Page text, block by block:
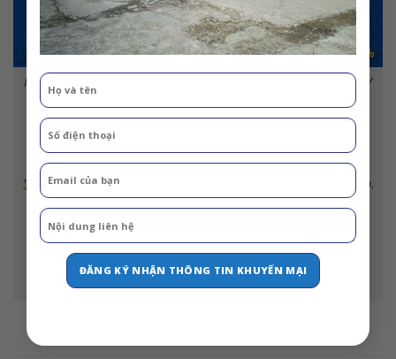
MỌI THÔNG TIN CHI TIẾT XIN VUI LÒNG LIÊN HỆ ĐẾN CÔNG TY
Ô Tô Phú Mẫn Bình Dương
Trụ sở: 34D Phạm Văn Chiêu, Phường 8, Quận Gò Vấp, Tp.
Hồ Chí Minh
Địa chỉ showroom:10/9 QL13, Kp Tây, Phường Vĩnh Phú, Tp.
Thuận An, Bình Dương
Điện thoại: 0896.619.768 & 0978.393.996 Mr Công
Website: fawvietnam.com
Email: congvo.xetaiphuman@gmail.com
Rất hân hạnh được đón tiếp quý khách hàng gần xa